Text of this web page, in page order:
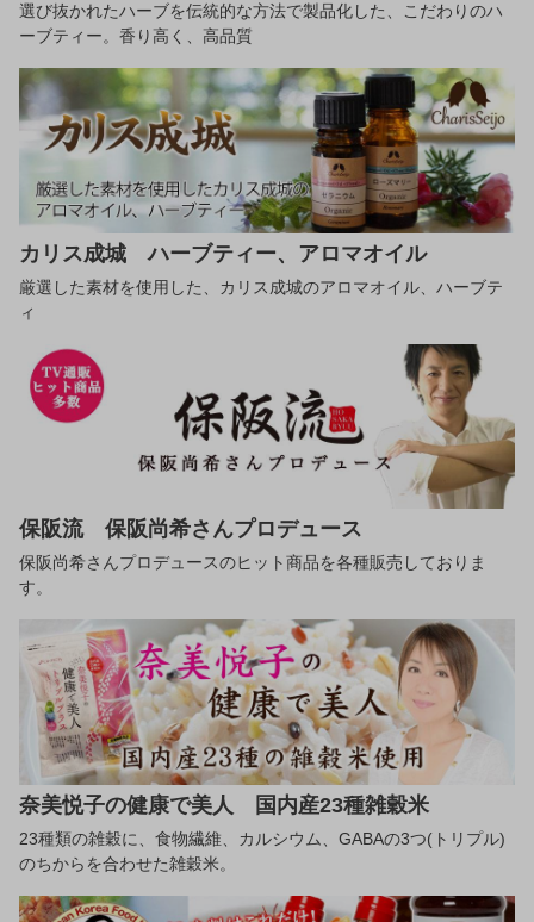
選び抜かれたハーブを伝統的な方法で製品化した、こだわりのハ
ーブティー。香り高く、高品質
カリス成城 ハーブティー、アロマオイル
厳選した素材を使用した、カリス成城のアロマオイル、ハーブテ
ィ
保阪流 保阪尚希さんプロデュース
保阪尚希さんプロデュースのヒット商品を各種販売しておりま
す。
奈美悦子の健康で美人 国内産23種雑穀米
23種類の雑穀に、食物繊維、カルシウム、GABAの3つ(トリプル)
のちからを合わせた雑穀米。